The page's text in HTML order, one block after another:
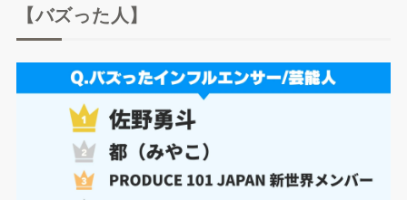
【バズった人】